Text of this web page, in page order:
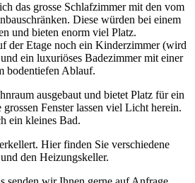
das grosse Schlafzimmer mit den vom
Diese würden bei einem
und bieten enorm viel Platz.
der Etage noch ein Kinderzimmer (wird
ein luxuriöses Badezimmer mit einer
bodentiefen Ablauf.
ausgebaut und bietet Platz für ein
Fenster lassen viel Licht herein.
ein kleines Bad.
Hier finden Sie verschiedene
den Heizungskeller.